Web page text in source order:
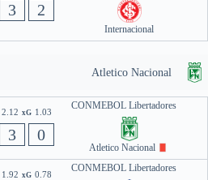
3 2
Internacional
Atletico Nacional
CONMEBOL Libertadores
2.12 xG 1.03
3 0
Atletico Nacional
CONMEBOL Libertadores
1.92 xG 0.78